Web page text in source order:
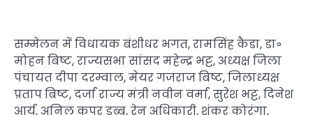
सम्मेलन में विधायक बंशीधर भगत, रामसिंह कैडा, डा॰
मोहन बिष्ट, राज्यसभा सांसद महेन्द्र भट्ट, अध्यक्ष जिला
पंचायत दीपा दरम्वाल, मेयर गजराज बिष्ट, जिलाध्यक्ष
प्रताप बिष्ट, दर्जा राज्य मंत्री नवीन वर्मा, सुरेश भट्ट, दिनेश
आर्य, अनिल कपूर डब्बू, रेनु अधिकारी, शंकर कोरंगा,